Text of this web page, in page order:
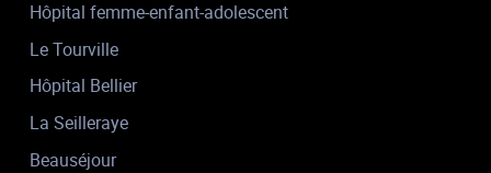
Hôpital femme-enfant-adolescent
Le Tourville
Hôpital Bellier
La Seilleraye
Beauséjour